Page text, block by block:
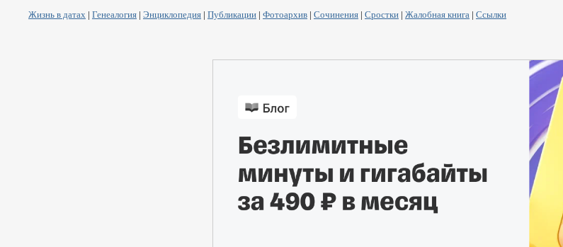
Жизнь в датах | Генеалогия | Энциклопедия | Публикации | Фотоархив | Сочинения | Сростки | Жалобная книга | Ссылки